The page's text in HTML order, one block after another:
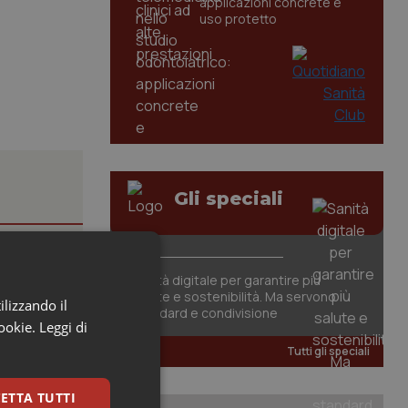
il
studi
uso protetto
Gli speciali
Sanità digitale per garantire più
salute e sostenibilità. Ma servono
standard e condivisione
Tutti gli speciali
il
Leggi di
TUTTI